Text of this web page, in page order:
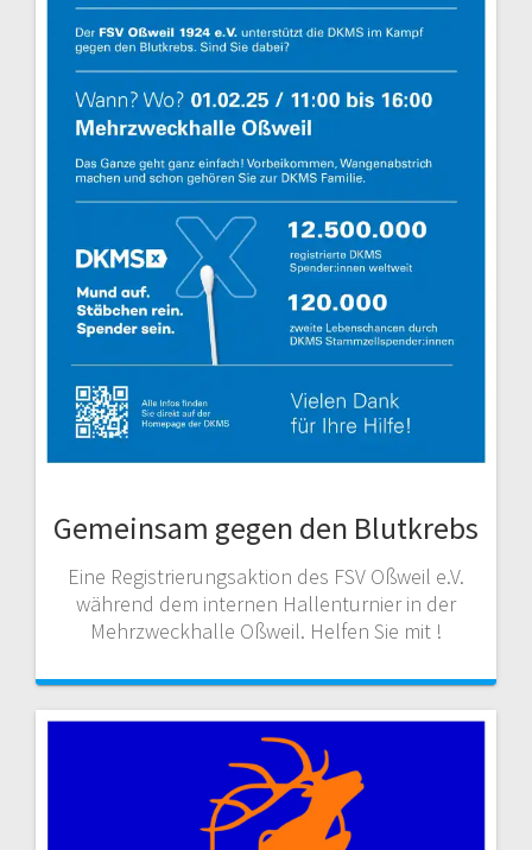
Gemeinsam gegen den Blutkrebs
Eine Registrierungsaktion des FSV Oßweil e.V.
während dem internen Hallenturnier in der
Mehrzweckhalle Oßweil. Helfen Sie mit !